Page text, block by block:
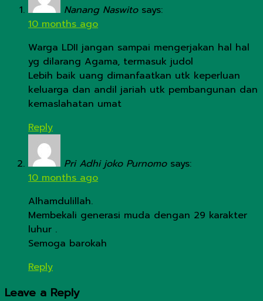
Nanang Naswito says:
10 months ago
Warga LDII jangan sampai mengerjakan hal hal
yg dilarang Agama, termasuk judol
Lebih baik uang dimanfaatkan utk keperluan
keluarga dan andil jariah utk pembangunan dan
kemaslahatan umat
Reply
Pri Adhi joko Purnomo says:
10 months ago
Alhamdulillah.
Membekali generasi muda dengan 29 karakter
luhur .
Semoga barokah
Reply
Leave a Reply